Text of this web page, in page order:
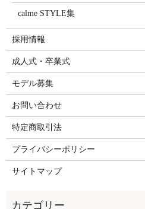
calme STYLE集
採用情報
成人式・卒業式
モデル募集
お問い合わせ
特定商取引法
プライバシーポリシー
サイトマップ